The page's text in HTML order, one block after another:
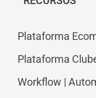
Plataforma
Plataforma
Workflow |